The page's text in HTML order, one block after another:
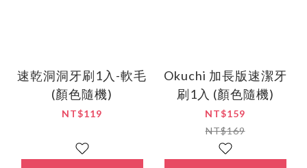
速乾洞洞牙刷1入-軟毛
(顏色隨機)
NT$119
Okuchi 加長版速潔牙
刷1入 (顏色隨機)
NT$159
NT$169